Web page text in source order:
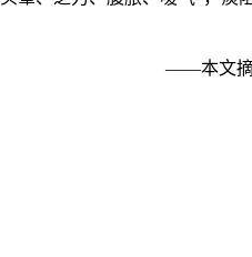
——本文摘